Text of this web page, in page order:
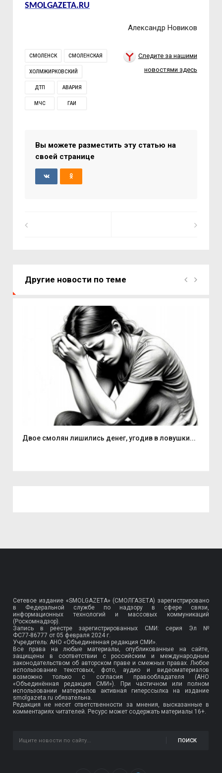
SMOLGAZETA.RU
Александр Новиков
СМОЛЕНСК СМОЛЕНСКАЯ
ХОЛМЖИРКОВСКИЙ
ДТП АВАРИЯ
МЧС ГАИ
Следите за нашими
новостями здесь
Вы можете разместить эту статью на
своей странице
Другие новости по теме
Двое смолян лишились денег, угодив в ловушки...
Сетевое издание «SMOLGAZETA» (СМОЛГАЗЕТА) зарегистрировано
в Федеральной службе по надзору в сфере связи,
информационных технологий и массовых коммуникаций
(Роскомнадзор).
Запись в реестре зарегистрированных СМИ: серия Эл №
ФС77-86777 от 05 февраля 2024 г.
Учредитель: АНО «Объединенная редакция СМИ».
Все права на любые материалы, опубликованные на сайте,
защищены в соответствии с российским и международным
законодательством об авторском праве и смежных правах. Любое
использование текстовых, фото, аудио и видеоматериалов
возможно только с согласия правообладателя (АНО
«Объединённая редакция СМИ»). При частичном или полном
использовании материалов активная гиперссылка на издание
smolgazeta.ru обязательна.
Редакция не несет ответственности за мнения, высказанные в
комментариях читателей. Ресурс может содержать материалы 16+.
ПОИСК